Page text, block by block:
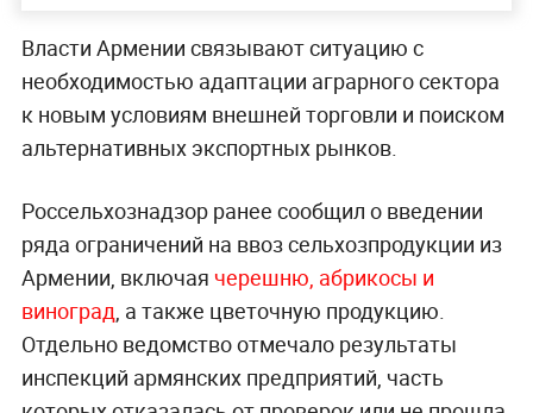
Власти Армении связывают ситуацию с
необходимостью адаптации аграрного сектора
к новым условиям внешней торговли и поиском
альтернативных экспортных рынков.
Россельхознадзор ранее сообщил о введении
ряда ограничений на ввоз сельхозпродукции из
Армении, включая черешню, абрикосы и
виноград, а также цветочную продукцию.
Отдельно ведомство отмечало результаты
инспекций армянских предприятий, часть